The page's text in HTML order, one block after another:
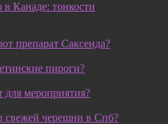
Канаде: тонкости
препарат Саксенда?
пироги?
для мероприятия?
свежей черешни в Спб?